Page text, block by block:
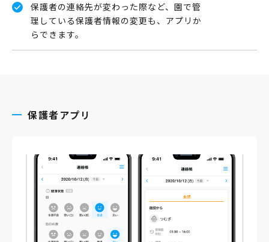
保護者の連絡先が変わった際など、園で管
理している保護者情報の変更も、アプリか
らできます。
保護者アプリ